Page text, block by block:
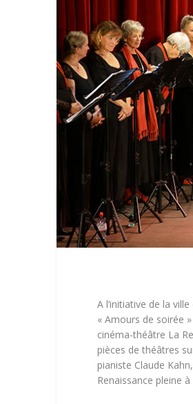
A l’initiative de la
« Amours de soirée
cinéma-théâtre La
pièces de théâtres
pianiste Claude
Renaissance pleine